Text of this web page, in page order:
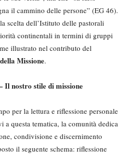
il cammino delle persone” (EG 46).
scelta dell’Istituto delle pastorali
continentali in termini di gruppi
illustrato nel contributo del
Missione.
nostro stile di missione
per la lettura e riflessione personale
a questa tematica, la comunità dedica
condivisione e discernimento
il seguente schema: riflessione